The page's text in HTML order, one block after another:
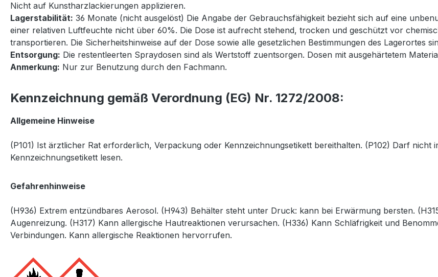
Nicht auf Kunstharzlackierungen applizieren.
Lagerstabilität: 36 Monate (nicht ausgelöst) Die Angabe der Gebrauchsfähigkeit bezieht sich auf eine
einer relativen Luftfeuchte nicht über 60%. Die Dose ist aufrecht stehend, trocken und geschützt vor
transportieren. Die Sicherheitshinweise auf der Dose sowie alle gesetzlichen Bestimmungen des Lagerortes
Entsorgung: Die restentleerten Spraydosen sind als Wertstoff zuentsorgen. Dosen mit ausgehärtetem
Anmerkung: Nur zur Benutzung durch den Fachmann.
Kennzeichnung gemäß Verordnung (EG) Nr. 1272/2008:
Allgemeine Hinweise
(P101) Ist ärztlicher Rat erforderlich, Verpackung oder Kennzeichnungsetikett bereithalten. (P102) Darf nicht
Kennzeichnungsetikett lesen.
Gefahrenhinweise
(H936) Extrem entzündbares Aerosol. (H943) Behälter steht unter Druck: kann bei Erwärmung bersten.
Augenreizung. (H317) Kann allergische Hautreaktionen verursachen. (H336) Kann Schläfrigkeit und
Verbindungen. Kann allergische Reaktionen hervorrufen.